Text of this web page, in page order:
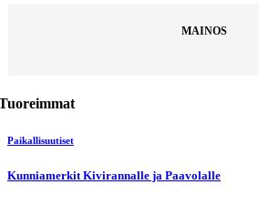
MAINOS
Paikallisuutiset
Kunniamerkit Kivirannalle ja Paavolalle